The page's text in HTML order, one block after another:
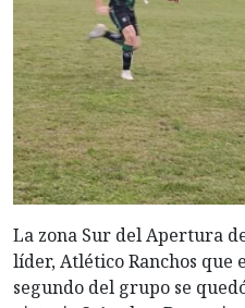
La zona Sur del Apertura
líder, Atlético Ranchos que
segundo del grupo se